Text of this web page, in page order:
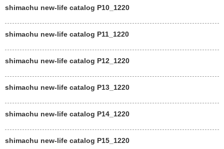
shimachu new-life catalog P10_1220
shimachu new-life catalog P11_1220
shimachu new-life catalog P12_1220
shimachu new-life catalog P13_1220
shimachu new-life catalog P14_1220
shimachu new-life catalog P15_1220